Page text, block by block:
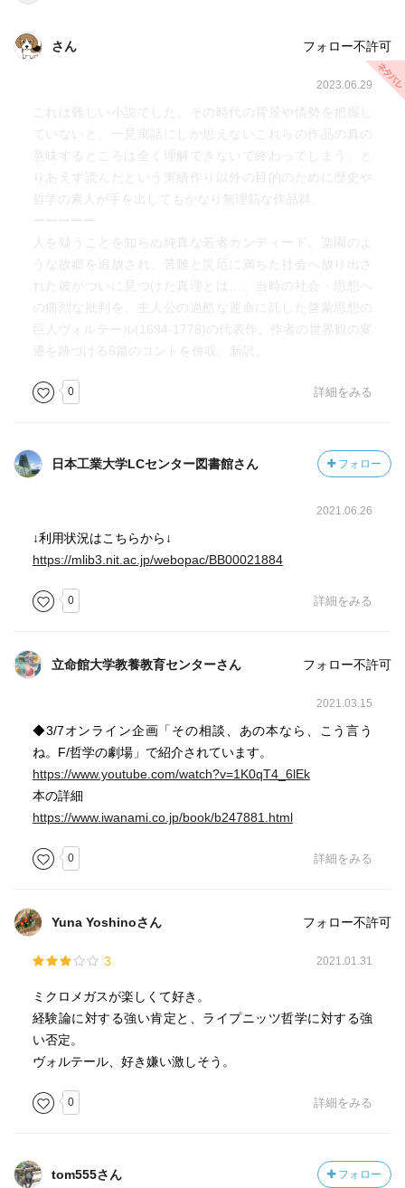
さん フォロー不許可
2023.06.29
これは難しい小説でした。その時代の背景や情勢を把握し
ていないと、一見寓話にしか思えないこれらの作品の真の
意味するところは全く理解できないで終わってしまう。と
りあえず読んだという実績作り以外の目的のために歴史や
哲学の素人が手を出してもかなり無理筋な作品群。
ーーーーー
人を疑うことを知らぬ純真な若者カンディード。楽園のよ
うな故郷を追放され、苦難と災厄に満ちた社会へ放り出さ
れた彼がついに見つけた真理とは…。当時の社会・思想へ
の痛烈な批判を、主人公の過酷な運命に託した啓蒙思想の
巨人ヴォルテール(1694‐1778)の代表作。作者の世界観の変
遷を跡づける5篇のコントを併収。新訳。
0 詳細をみる
日本工業大学LCセンター図書館さん フォロー
2021.06.26
↓利用状況はこちらから↓
https://mlib3.nit.ac.jp/webopac/BB00021884
0 詳細をみる
立命館大学教養教育センターさん フォロー不許可
2021.03.15
◆3/7オンライン企画「その相談、あの本なら、こう言う
ね。F/哲学の劇場」で紹介されています。
https://www.youtube.com/watch?v=1K0qT4_6lEk
本の詳細
https://www.iwanami.co.jp/book/b247881.html
0 詳細をみる
Yuna Yoshinoさん フォロー不許可
3 2021.01.31
ミクロメガスが楽しくて好き。
経験論に対する強い肯定と、ライプニッツ哲学に対する強
い否定。
ヴォルテール、好き嫌い激しそう。
0 詳細をみる
tom555さん フォロー